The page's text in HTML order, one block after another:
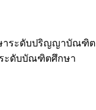
าระดับปริญญาบัณฑิต
ะดับบัณฑิตศึกษา